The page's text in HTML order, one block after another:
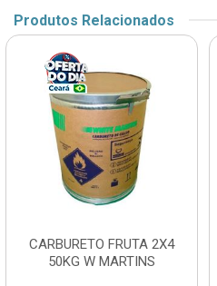
Produtos Relacionados
CARBURETO FRUTA 2X4
50KG W MARTINS